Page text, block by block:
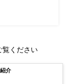
覧ください
介